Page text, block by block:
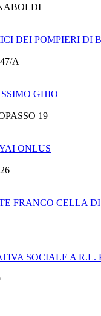
DEI POMPIERI DI
A
GHIO
19
ONLUS
FRANCO CELLA
SOCIALE A